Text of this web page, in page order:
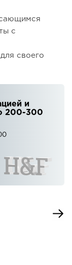
с
своего
и
200-300